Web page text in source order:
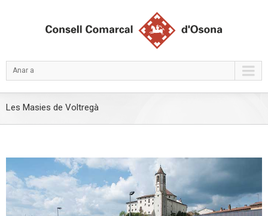
Anar a
Les Masies de Voltregà